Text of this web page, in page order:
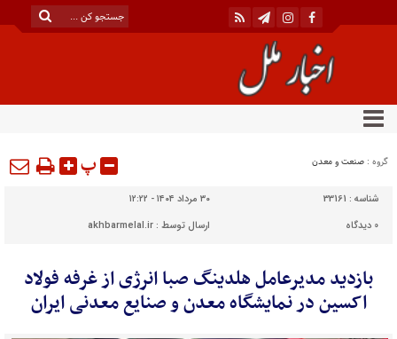
گروه : صنعت و معدن پ
شناسه : 33161
۳۰ مرداد ۱۴۰۴ - ۱۲:۲۲
0 دیدگاه ارسال توسط :akhbarmelal.ir
بازدید مدیرعامل هلدینگ صبا انرژی از غرفه فولاد
اکسین در نمایشگاه معدن و صنایع معدنی ایران